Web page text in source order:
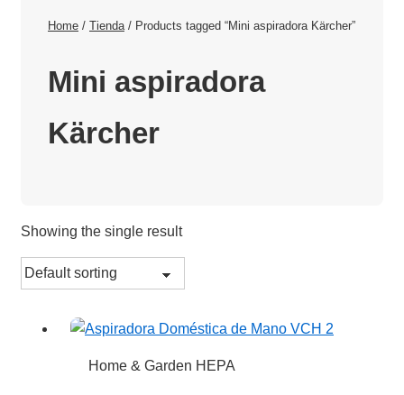
Home / Tienda/ Products tagged “Mini aspiradora Kärcher”
Mini aspiradora
Kärcher
Showing the single result
Home & Garden HEPA